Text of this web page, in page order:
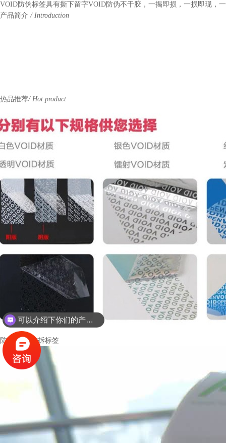
VOID防伪标签具有撕下留字VOID防伪不干胶，一揭即损，一损即现，
产品简介 / Introduction
热品推荐/ Hot product
防盗标签-防拆标签
可以介绍下你们的产品么？